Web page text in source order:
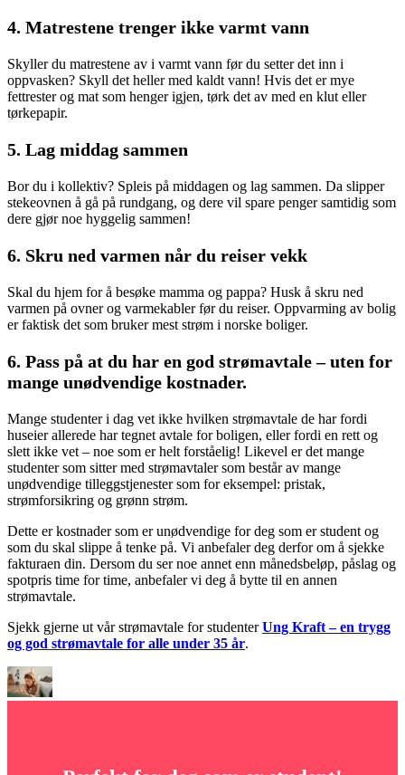
4. Matrestene trenger ikke varmt vann
Skyller du matrestene av i varmt vann før du setter det inn i
oppvasken? Skyll det heller med kaldt vann! Hvis det er mye
fettrester og mat som henger igjen, tørk det av med en klut eller
tørkepapir.
5. Lag middag sammen
Bor du i kollektiv? Spleis på middagen og lag sammen. Da slipper
stekeovnen å gå på rundgang, og dere vil spare penger samtidig som
dere gjør noe hyggelig sammen!
6. Skru ned varmen når du reiser vekk
Skal du hjem for å besøke mamma og pappa? Husk å skru ned
varmen på ovner og varmekabler før du reiser. Oppvarming av bolig
er faktisk det som bruker mest strøm i norske boliger.
6. Pass på at du har en god strømavtale – uten for
mange unødvendige kostnader.
Mange studenter i dag vet ikke hvilken strømavtale de har fordi
huseier allerede har tegnet avtale for boligen, eller fordi en rett og
slett ikke vet – noe som er helt forståelig! Likevel er det mange
studenter som sitter med strømavtaler som består av mange
unødvendige tilleggstjenester som for eksempel: pristak,
strømforsikring og grønn strøm.
Dette er kostnader som er unødvendige for deg som er student og
som du skal slippe å tenke på. Vi anbefaler deg derfor om å sjekke
fakturaen din. Dersom du ser noe annet enn månedsbeløp, påslag og
spotpris time for time, anbefaler vi deg å bytte til en annen
strømavtale.
Sjekk gjerne ut vår strømavtale for studenterUng Kraft – en trygg
og god strømavtale for alle under 35 år.